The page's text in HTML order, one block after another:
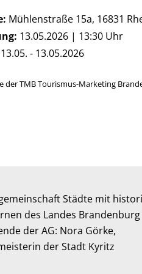
Mühlenstraße 15a, 16831
13.05.2026 | 13:30 Uhr
13.05. - 13.05.2026
der TMB Tourismus-Marketing
Städte mit
des Landes Brandenburg
der AG: Nora Görke,
der Stadt Kyritz